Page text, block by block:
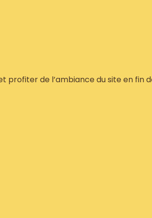
profiter de l’ambiance du site en fin